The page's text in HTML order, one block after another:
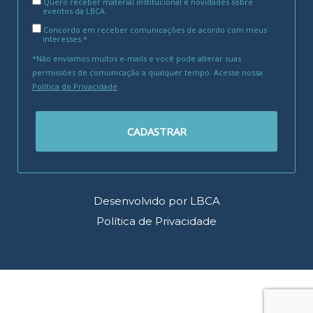
eventos da LBCA
Concordo em receber comunicações de acordo com meus
interesses.*
*Não enviamos muitos e-mails e você pode alterar suas
permissões de comunicação a qualquer tempo. Acesse nossa
Política de Privacidade.
CADASTRAR
Desenvolvido por LBCA
Política de Privacidade